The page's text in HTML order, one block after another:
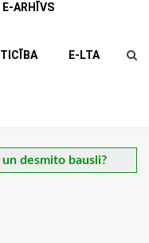
E-ARHĪVS
TICĪBA E-LTA
desmito bausli?